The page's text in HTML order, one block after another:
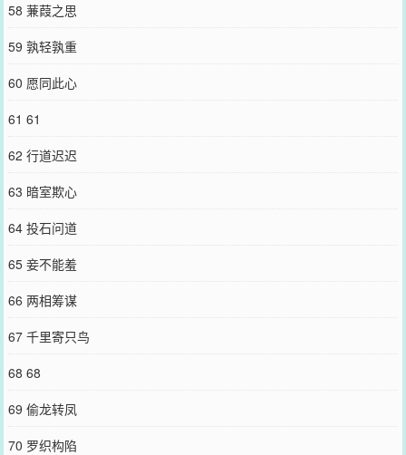
58 蒹葭之思
59 孰轻孰重
60 愿同此心
61 61
62 行道迟迟
63 暗室欺心
64 投石问道
65 妾不能羞
66 两相筹谋
67 千里寄只鸟
68 68
69 偷龙转凤
70 罗织构陷